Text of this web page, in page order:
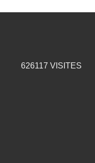
626117 VISITES